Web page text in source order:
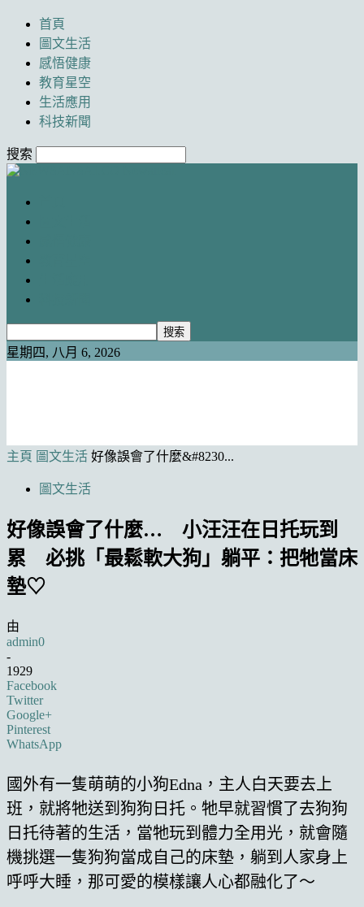
首頁
圖文生活
感悟健康
教育星空
生活應用
科技新聞
搜索
星期四, 八月 6, 2026
主頁 圖文生活 好像誤會了什麼&#8230...
圖文生活
好像誤會了什麼… 小汪汪在日托玩到
累 必挑「最鬆軟大狗」躺平：把牠當床
墊♡
由
admin0
-
1929
Facebook
Twitter
Google+
Pinterest
WhatsApp
國外有一隻萌萌的小狗Edna，主人白天要去上
班，就將牠送到狗狗日托。牠早就習慣了去狗狗
日托待著的生活，當牠玩到體力全用光，就會隨
機挑選一隻狗狗當成自己的床墊，躺到人家身上
呼呼大睡，那可愛的模樣讓人心都融化了～